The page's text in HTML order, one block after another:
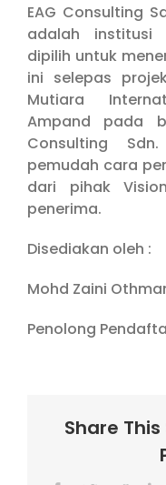
EAG Consulting
adalah institusi
dipilih untuk
ini selepas
Mutiara
Ampand pada
Consulting
pemudah cara
dari pihak
penerima.
Disediakan oleh :
Mohd Zaini
Penolong
Share